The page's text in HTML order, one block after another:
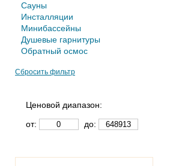
Сауны
Инсталляции
Минибассейны
Душевые гарнитуры
Обратный осмос
Сбросить фильтр
Ценовой диапазон:
от:
до: